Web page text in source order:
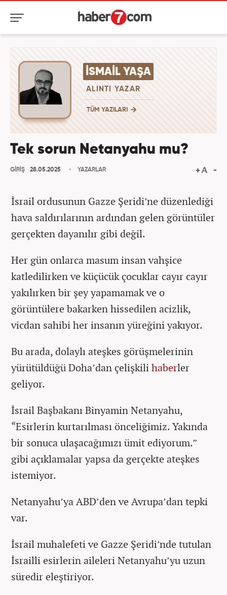
İSMAIL YAŞA
ALINTI YAZAR
TÜM YAZILARI
Tek sorun Netanyahu mu?
GİRİŞ 28.05.2025 YAZARLAR
İsrail ordusunun Gazze Şeridi’ne düzenlediği
hava saldırılarının ardından gelen görüntüler
gerçekten dayanılır gibi değil.
Her gün onlarca masum insan vahşice
katledilirken ve küçücük çocuklar cayır cayır
yakılırken bir şey yapamamak ve o
görüntülere bakarken hissedilen acizlik,
vicdan sahibi her insanın yüreğini yakıyor.
Bu arada, dolaylı ateşkes görüşmelerinin
yürütüldüğü Doha’dan çelişkilihaberler
geliyor.
İsrail Başbakanı Binyamin Netanyahu,
“Esirlerin kurtarılması önceliğimiz. Yakında
bir sonuca ulaşacağımızı ümit ediyorum.”
gibi açıklamalar yapsa da gerçekte ateşkes
istemiyor.
Netanyahu’ya ABD’den ve Avrupa’dan tepki
var.
İsrail muhalefeti ve Gazze Şeridi’nde tutulan
İsrailli esirlerin aileleri Netanyahu’yu uzun
süredir eleştiriyor.